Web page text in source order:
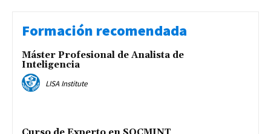
Formación recomendada
Máster Profesional de Analista de
Inteligencia
LISA Institute